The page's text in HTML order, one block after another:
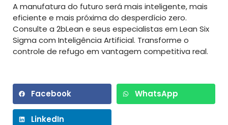
A manufatura do futuro será mais inteligente, mais
eficiente e mais próxima do desperdício zero.
Consulte a 2bLean e seus especialistas em Lean Six
Sigma com Inteligência Artificial. Transforme o
controle de refugo em vantagem competitiva real.
Facebook WhatsApp
LinkedIn